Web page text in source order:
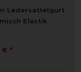
Ledersattelgurt
Elastik
€ *